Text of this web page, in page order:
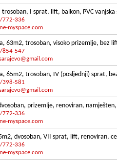
trosoban, I sprat, lift, balkon, PVC
772-336
myspace.com
63m2, trosoban, visoko prizemlje, bez
854-547
65m2, trosoban, IV (posljednji) sprat,
398-581
prizemlje, renoviran,
772-336
myspace.com
dvosoban, VII sprat, lift, renoviran,
772-336
myspace.com